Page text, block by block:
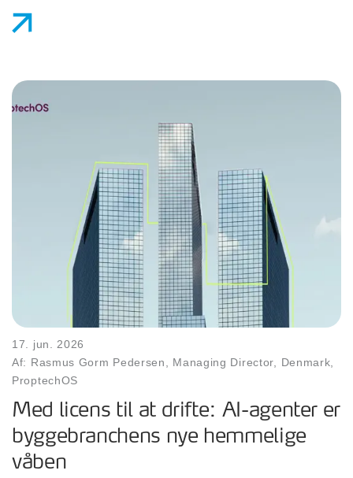
17. jun. 2026
Af: Rasmus Gorm Pedersen, Managing Director, Denmark,
ProptechOS
Med licens til at drifte: AI-agenter er
byggebranchens nye hemmelige
våben